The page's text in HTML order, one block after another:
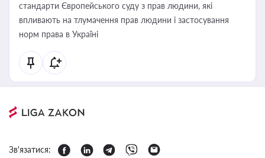
стандарти Європейського суду з прав людини, які
впливають на тлумачення прав людини і застосування
норм права в Україні
Зв'язатися: